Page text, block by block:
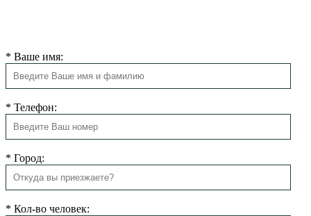
* Ваше имя:
* Телефон:
* Город:
* Кол-во человек: